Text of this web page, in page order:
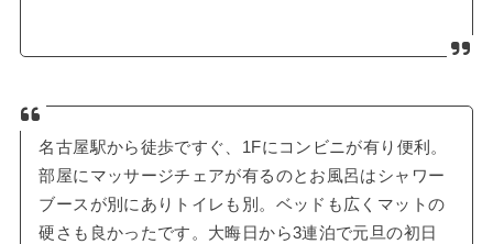
名古屋駅から徒歩ですぐ、1Fにコンビニが有り便利。
部屋にマッサージチェアが有るのとお風呂はシャワー
ブースが別にありトイレも別。ベッドも広くマットの
硬さも良かったです。大晦日から3連泊で元旦の初日